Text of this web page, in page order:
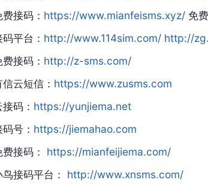
费接码： https://www.mianfeisms.xyz/ 免
码平台： http://www.114sim.com/ http://
费接码： http://z-sms.com/
信云短信： https://www.zusms.com
码： https://yunjiema.net
号： https://jiemahao.com
费接码： https://mianfeijiema.com/
鸟接码平台： http://www.xnsms.com/